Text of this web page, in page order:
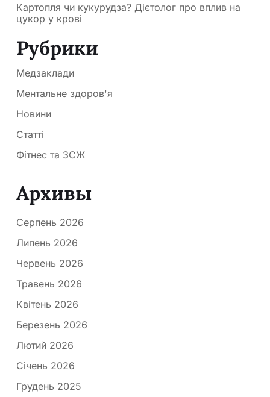
Картопля чи кукурудза? Дієтолог про вплив на
цукор у крові
Рубрики
Медзаклади
Ментальне здоров'я
Новини
Статті
Фітнес та ЗСЖ
Архивы
Серпень 2026
Липень 2026
Червень 2026
Травень 2026
Квітень 2026
Березень 2026
Лютий 2026
Січень 2026
Грудень 2025